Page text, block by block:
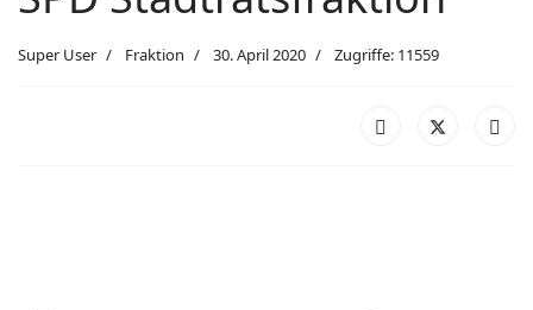
Super User Fraktion 30. April 2020 Zugriffe: 11559